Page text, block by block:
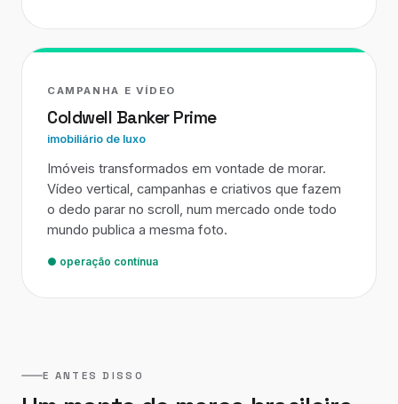
CAMPANHA E VÍDEO
Coldwell Banker Prime
imobiliário de luxo
Imóveis transformados em vontade de morar.
Vídeo vertical, campanhas e criativos que fazem
o dedo parar no scroll, num mercado onde todo
mundo publica a mesma foto.
● operação contínua
E ANTES DISSO